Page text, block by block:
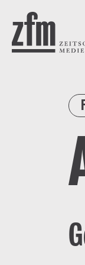
ZEITSCHRIFT FÜR